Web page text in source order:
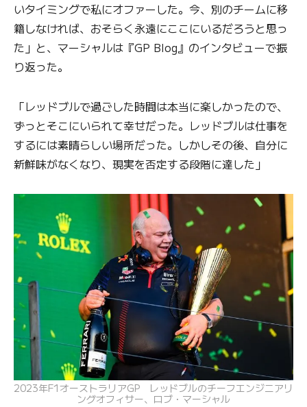
いタイミングで私にオファーした。今、別のチームに移
籍しなければ、おそらく永遠にここにいるだろうと思っ
た」と、マーシャルは『GP Blog』のインタビューで振
り返った。
「レッドブルで過ごした時間は本当に楽しかったので、
ずっとそこにいられて幸せだった。レッドブルは仕事を
するには素晴らしい場所だった。しかしその後、自分に
新鮮味がなくなり、現実を否定する段階に達した」
2023年F1オーストラリアGP レッドブルのチーフエンジニアリ
ングオフィサー、ロブ・マーシャル